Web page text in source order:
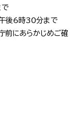
で
午後6時30分まで
前にあらかじめご確